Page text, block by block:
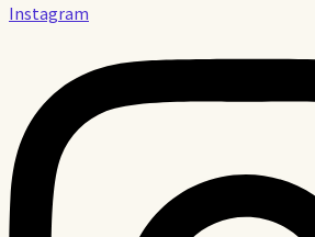
Instagram